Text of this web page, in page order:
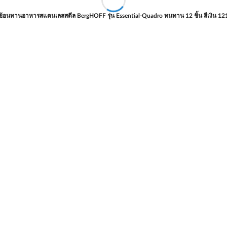
นทานอาหารสแตนเลสสตีล BergHOFF รุ่น Essential-Quadro ทนทาน 12 ชิ้น สีเงิน